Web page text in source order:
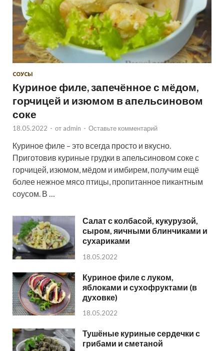
СОУСЫ
Куриное филе, запечённое с мёдом,
горчицей и изюмом в апельсиновом
соке
18.05.2022 - от admin - Оставьте комментарий
Куриное филе – это всегда просто и вкусно.
Приготовив куриные грудки в апельсиновом соке с
горчицей, изюмом, мёдом и имбирем, получим ещё
более нежное мясо птицы, пропитанное пикантным
соусом. В …
Салат с колбасой, кукурузой,
сыром, яичными блинчиками и
сухариками
18.05.2022
Куриное филе с луком,
яблоками и сухофруктами (в
духовке)
18.05.2022
Тушёные куриные сердечки с
грибами и сметаной